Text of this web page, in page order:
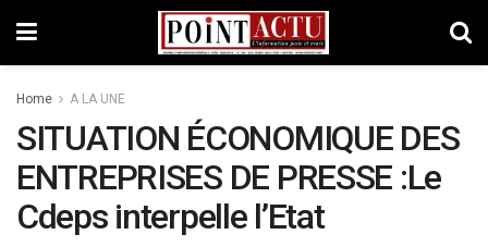
Home A LA UNE
SITUATION ÉCONOMIQUE DES
ENTREPRISES DE PRESSE :Le
Cdeps interpelle l’Etat